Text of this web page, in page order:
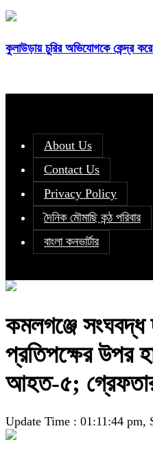
কুলাউড়ায় চুরির অভিযোগকে কেন্দ্র
About Us
Contact Us
Privacy Policy
দৈনিক মৌমাছি কন্ঠ পরিবার
বাংলা কনভার্টার
কমলগঞ্জে
প্রতিপক্ষের উপর
আহত-৫;
Update Time : 01:11:44 pm,